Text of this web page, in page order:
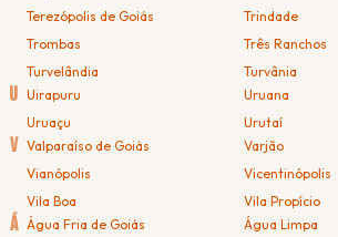
Terezópolis de Goiás
Trindade
Trombas
Três Ranchos
Turvelândia
Turvânia
U Uirapuru
Uruana
Uruaçu
Urutaí
V Valparaíso de Goiás
Varjão
Vianópolis
Vicentinópolis
Vila Boa
Vila Propício
Á Água Fria de Goiás
Água Limpa